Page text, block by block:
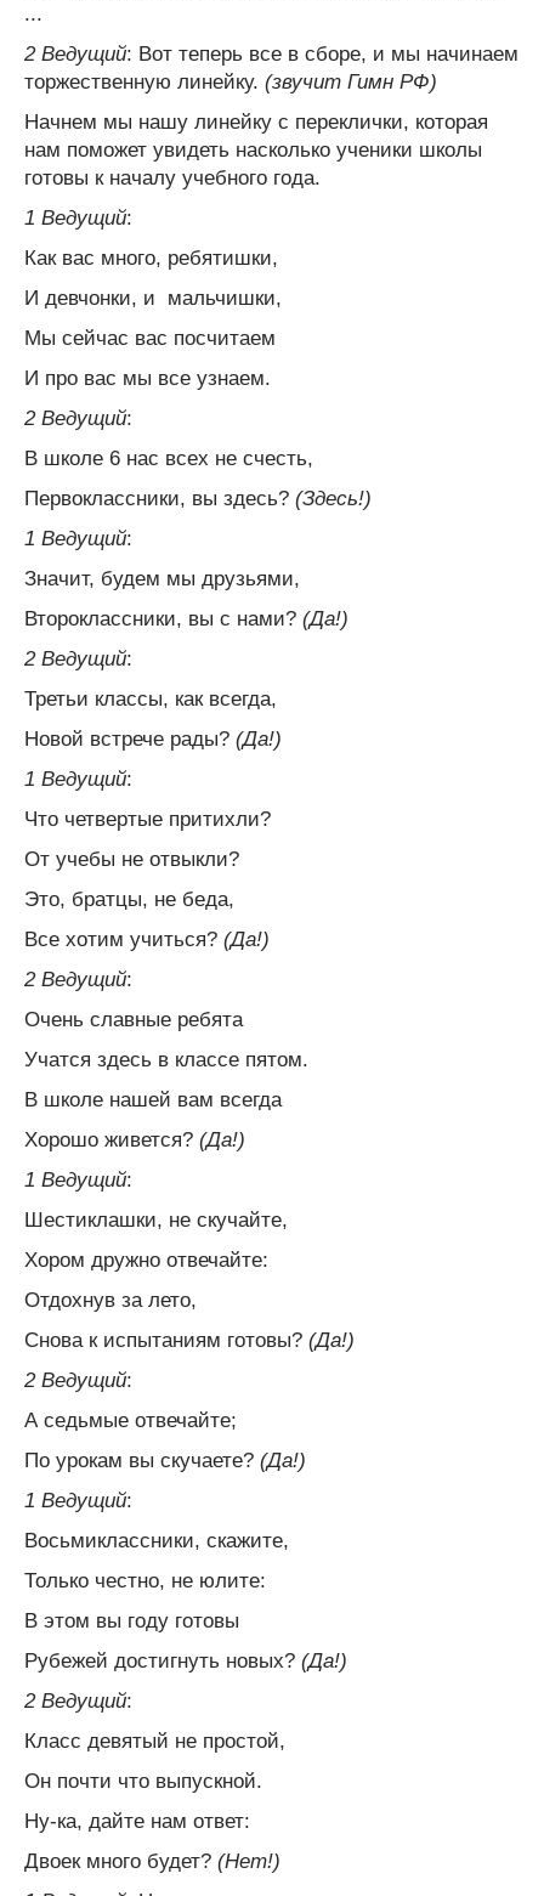
...
2 Ведущий: Вот теперь все в сборе, и мы начинаем
торжественную линейку. (звучит Гимн РФ)
Начнем мы нашу линейку с переклички, которая
нам поможет увидеть насколько ученики школы
готовы к началу учебного года.
1 Ведущий:
Как вас много, ребятишки,
И девчонки, и мальчишки,
Мы сейчас вас посчитаем
И про вас мы все узнаем.
2 Ведущий:
В школе 6 нас всех не счесть,
Первоклассники, вы здесь? (Здесь!)
1 Ведущий:
Значит, будем мы друзьями,
Второклассники, вы с нами? (Да!)
2 Ведущий:
Третьи классы, как всегда,
Новой встрече рады? (Да!)
1 Ведущий:
Что четвертые притихли?
От учебы не отвыкли?
Это, братцы, не беда,
Все хотим учиться? (Да!)
2 Ведущий:
Очень славные ребята
Учатся здесь в классе пятом.
В школе нашей вам всегда
Хорошо живется? (Да!)
1 Ведущий:
Шестиклашки, не скучайте,
Хором дружно отвечайте:
Отдохнув за лето,
Снова к испытаниям готовы? (Да!)
2 Ведущий:
А седьмые отвечайте;
По урокам вы скучаете? (Да!)
1 Ведущий:
Восьмиклассники, скажите,
Только честно, не юлите:
В этом вы году готовы
Рубежей достигнуть новых? (Да!)
2 Ведущий:
Класс девятый не простой,
Он почти что выпускной.
Ну-ка, дайте нам ответ:
Двоек много будет? (Нет!)